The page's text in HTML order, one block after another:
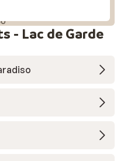
sul
- Lac de Garde